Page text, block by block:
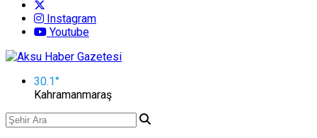
Instagram
Youtube
30.1°
Kahramanmaraş